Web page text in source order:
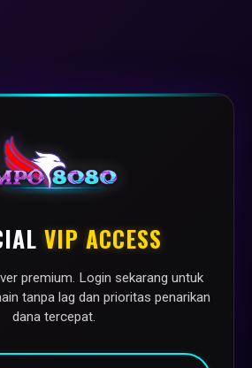
VIP ACCESS
premium. Login sekarang untuk
tanpa lag dan prioritas penarikan
dana tercepat.